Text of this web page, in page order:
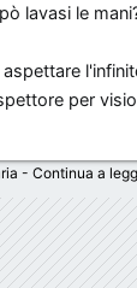
lavasi le
per
- Continua a